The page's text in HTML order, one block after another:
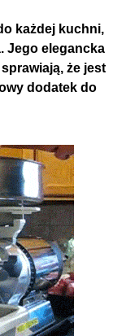
każdej kuchni,
Jego elegancka
że jest
dodatek do